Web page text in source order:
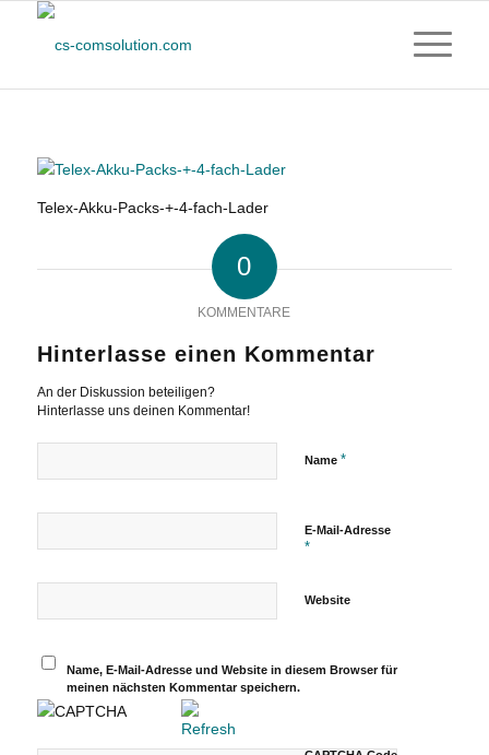
Telex-Akku-Packs-+-4-fach-Lader
0
KOMMENTARE
Hinterlasse einen Kommentar
An der Diskussion beteiligen?
Hinterlasse uns deinen Kommentar!
Name *
E-Mail-Adresse
*
Website
Name, E-Mail-Adresse und Website in diesem Browser für
meinen nächsten Kommentar speichern.